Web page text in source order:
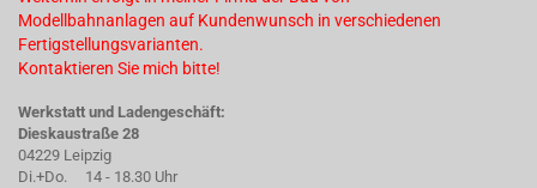
Modellbahnanlagen auf Kundenwunsch in verschiedenen
Fertigstellungsvarianten.
Kontaktieren Sie mich bitte!
Werkstatt und Ladengeschäft:
Dieskaustraße 28
04229 Leipzig
Di.+Do. 14 - 18.30 Uhr